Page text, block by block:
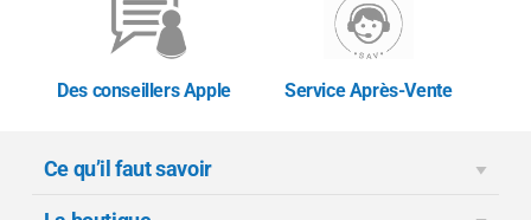
Des conseillers Apple Service Après-Vente
Ce qu’il faut savoir